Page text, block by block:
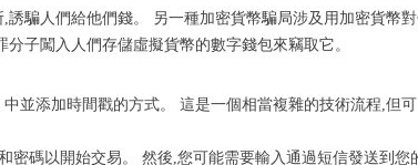
騙人們給他們錢。 另一種加密貨幣騙局涉及用加密貨幣
子闖入人們存儲虛擬貨幣的數字錢包來竊取它。
並添加時間戳的方式。 這是一個相當複雜的技術流程,但
密碼以開始交易。 然後,您可能需要輸入通過短信發送到您